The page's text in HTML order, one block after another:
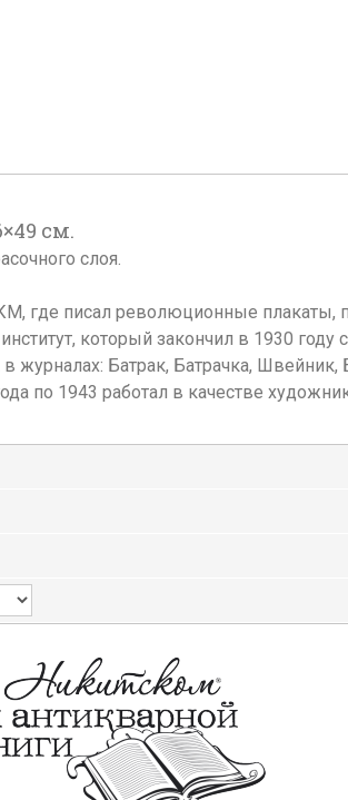
см.
слоя.
где писал революционные плакаты,
который закончил в 1930
журналах: Батрак, Батрачка,
по 1943 работал в качестве